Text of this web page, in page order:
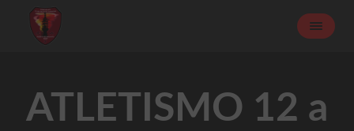
ATLETISMO 12 a